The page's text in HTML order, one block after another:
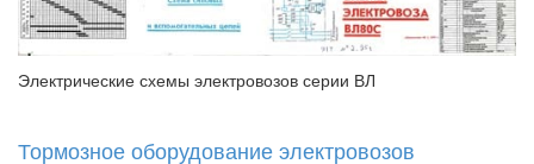
Электрические схемы электровозов серии ВЛ
Тормозное оборудование электровозов